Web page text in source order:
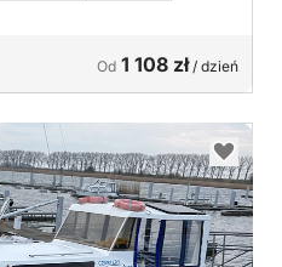
Od 1 108 zł/ dzień